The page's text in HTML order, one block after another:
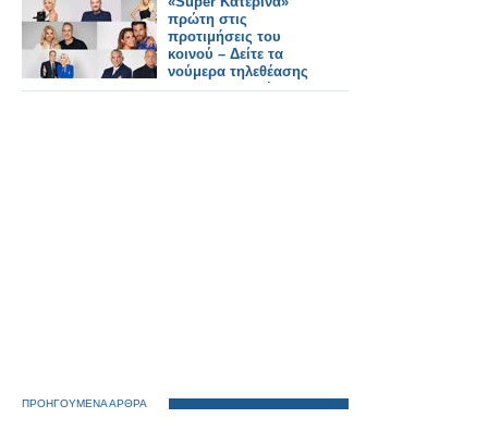
πρώτη στις
προτιμήσεις του
κοινού – Δείτε τα
νούμερα τηλεθέασης
της Παρασκευής -
ΠΡΟΗΓΟΥΜΕΝΑ ΑΡΘΡΑ